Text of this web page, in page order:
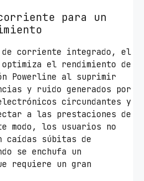
para un
corriente integrado, el
optimiza el rendimiento de
Powerline al suprimir
y ruido generados por
circundantes y
a las prestaciones de
modo, los usuarios no
caídas súbitas de
se enchufa un
requiere un gran